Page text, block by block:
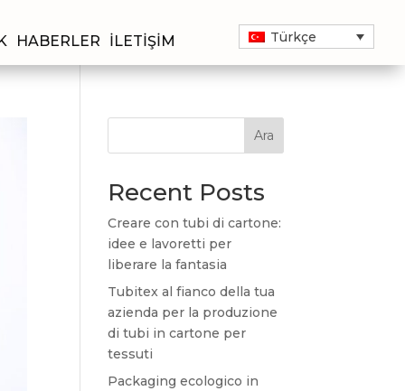
HABERLER İLETIŞIM Türkçe
Ara
Recent Posts
Creare con tubi di cartone:
idee e lavoretti per
liberare la fantasia
Tubitex al fianco della tua
azienda per la produzione
di tubi in cartone per
tessuti
Packaging ecologico in